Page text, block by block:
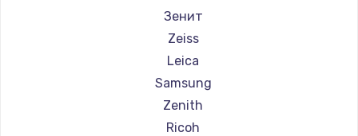
Замена системной платы
1500 руб.
Заказать
Замена температурного датчика
2500 руб.
Зенит
Zeiss
Leica
Samsung
Zenith
Ricoh